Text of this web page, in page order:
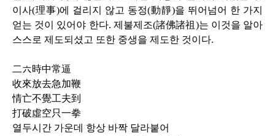
이사(理事)에 걸리지 않고 동정(動靜)을 뛰어넘어 한 가지
얻는 것이 있어야 한다. 제불제조(諸佛諸祖 )는 이것을 알아
스스로 제도되셨고 또한 중생을 제도한 것이다.
二六時中常逼
收來放去急加鞭
情亡不覺工夫到
打破虛空只一拳
열두시간 가운데 항상 바짝 달라붙어